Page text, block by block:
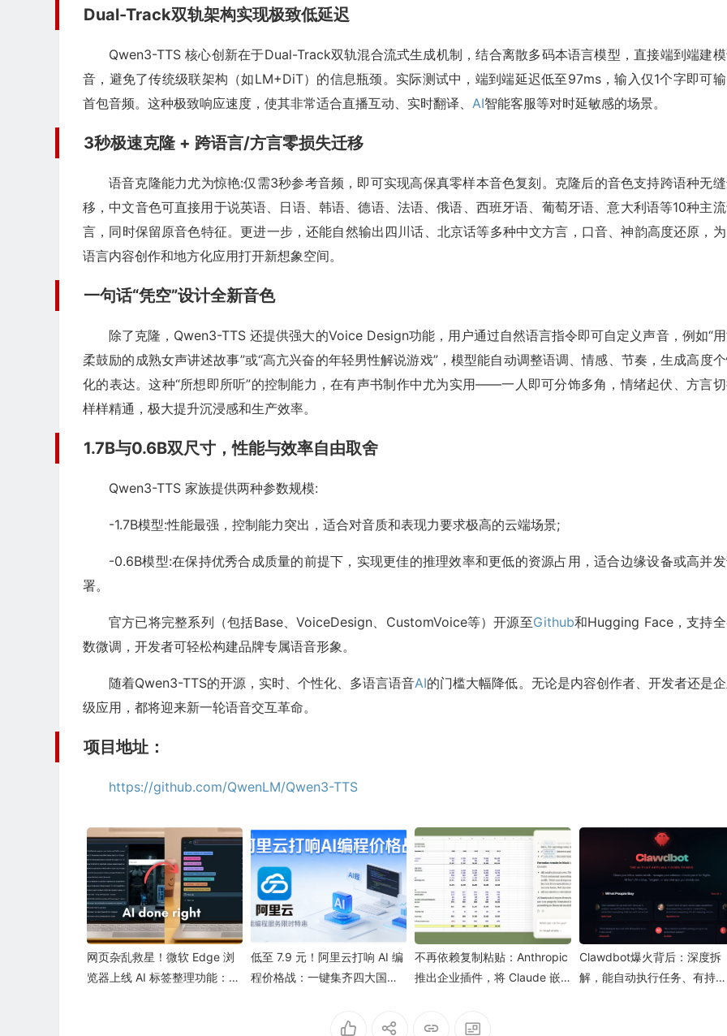
Dual-Track双轨架构实现极致低延迟
Qwen3-TTS 核心创新在于Dual-Track双轨混合流式生成机制，结合离散多码本语言模型，直接端到端建
音，避免了传统级联架构（如LM+DiT）的信息瓶颈。实际测试中，端到端延迟低至97ms，输入仅1个字即可
首包音频。这种极致响应速度，使其非常适合直播互动、实时翻译、 AI智能客服等对时延敏感的场景。
3秒极速克隆 + 跨语言/方言零损失迁移
语音克隆能力尤为惊艳:仅需3秒参考音频，即可实现高保真零样本音色复刻。克隆后的音色支持跨语种无
移，中文音色可直接用于说英语、日语、韩语、德语、法语、俄语、西班牙语、葡萄牙语、意大利语等10种主
言，同时保留原音色特征。更进一步，还能自然输出四川话、北京话等多种中文方言，口音、神韵高度还原，
语言内容创作和地方化应用打开新想象空间。
一句话“凭空”设计全新音色
除了克隆，Qwen3-TTS 还提供强大的Voice Design功能，用户通过自然语言指令即可自定义声音，例如“
柔鼓励的成熟女声讲述故事”或“高亢兴奋的年轻男性解说游戏”，模型能自动调整语调、情感、节奏，生成高度
化的表达。这种“所想即所听”的控制能力，在有声书制作中尤为实用——一人即可分饰多角，情绪起伏、方言
样样精通，极大提升沉浸感和生产效率。
1.7B与0.6B双尺寸，性能与效率自由取舍
Qwen3-TTS 家族提供两种参数规模:
-1.7B模型:性能最强 ，控制能力突出，适合对音质和表现力要求极高的云端场景;
-0.6B模型:在保持优秀合成质量的前提下，实现更佳的推理效率和更低的资源占用，适合边缘设备或高并
署。
官方已将完整系列（包括Base、VoiceDesign、CustomVoice等）开源至Github和Hugging Face，支持
数微调，开发者可轻松构建品牌专属语音形象。
随着Qwen3-TTS的开源，实时、个性化、多语言语音AI的门槛大幅降低。无论是内容创作者、开发者还是
级应用，都将迎来新一轮语音交互革命。
项目地址：
https://github.com/QwenLM/Qwen3-TTS
网页杂乱救星！微软 Edge 浏
览器上线 AI 标签整理功能：秒
低至 7.9 元！阿里云打响 AI 编
程价格战：一键集齐四大国产
不再依赖复制粘贴：Anthropic
推出企业插件，将 Claude 嵌
Clawdbot爆火背后：深度拆
解，能自动执行任务、有持久